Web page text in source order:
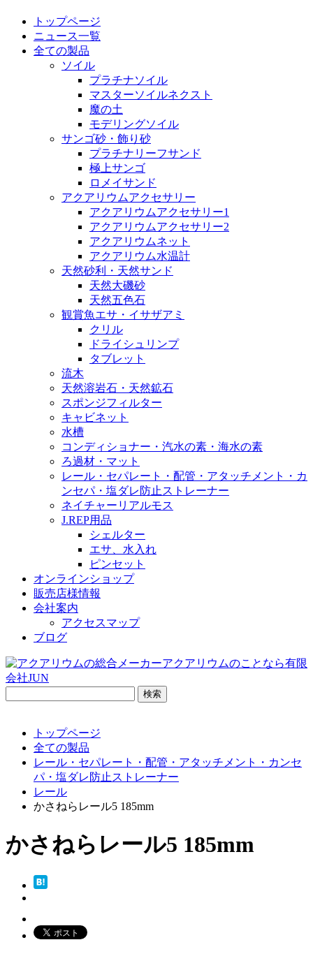
トップページ
ニュース一覧
全ての製品
ソイル
プラチナソイル
マスターソイルネクスト
魔の土
モデリングソイル
サンゴ砂・飾り砂
プラチナリーフサンド
極上サンゴ
ロメイサンド
アクアリウムアクセサリー
アクアリウムアクセサリー1
アクアリウムアクセサリー2
アクアリウムネット
アクアリウム水温計
天然砂利・天然サンド
天然大磯砂
天然五色石
観賞魚エサ・イサザアミ
クリル
ドライシュリンプ
タブレット
流木
天然溶岩石・天然鉱石
スポンジフィルター
キャビネット
水槽
コンディショナー・汽水の素・海水の素
ろ過材・マット
レール・セパレート・配管・アタッチメント・カ
ンセパ・塩ダレ防止ストレーナー
ネイチャーリアルモス
J.REP用品
シェルター
エサ、水入れ
ピンセット
オンラインショップ
販売店様情報
会社案内
アクセスマップ
ブログ
トップページ
全ての製品
レール・セパレート・配管・アタッチメント・カンセ
パ・塩ダレ防止ストレーナー
レール
かさねらレール5 185mm
かさねらレール5 185mm